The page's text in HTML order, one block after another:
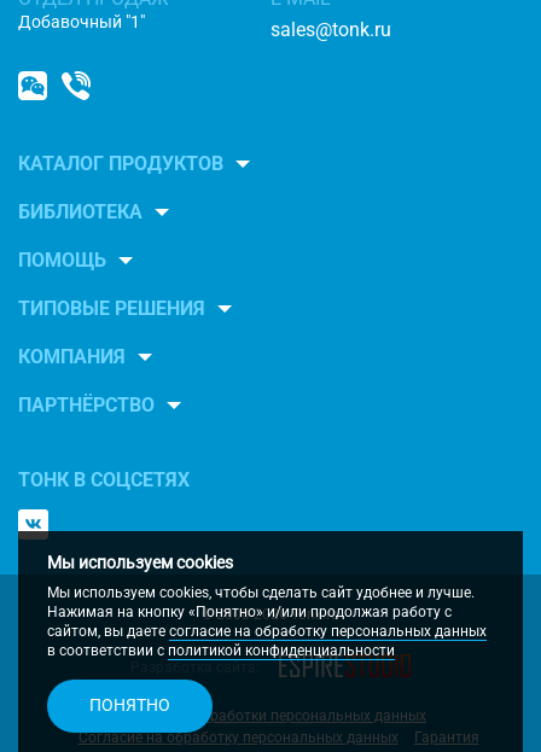
Добавочный "1"
sales@tonk.ru
КАТАЛОГ ПРОДУКТОВ
БИБЛИОТЕКА
ПОМОЩЬ
ТИПОВЫЕ РЕШЕНИЯ
КОМПАНИЯ
ПАРТНЁРСТВО
ТОНК В СОЦСЕТЯХ
© 2000-2026 Tonk.ru
Политка обработки персональных данных
Согласие на обработку персональных данных
Гарантия
Мы используем cookies
Мы используем cookies, чтобы сделать сайт удобнее и лучше.
Нажимая на кнопку «Понятно» и/или продолжая работу с
сайтом, вы даете согласие на обработку персональных данных
в соответствии с политикой конфиденциальности
ПОНЯТНО